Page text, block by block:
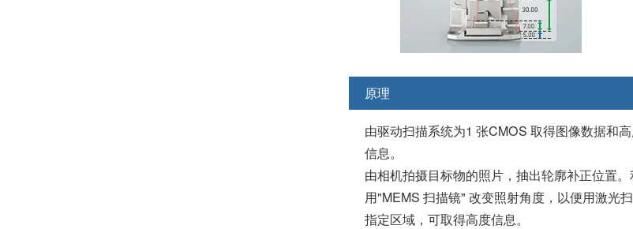
原理
由驱动扫描系统为1 张CMOS 取得图像数据和
信息。
由相机拍摄目标物的照片，抽出轮廓补正位置。
用"MEMS 扫描镜" 改变照射角度，以便用激光
指定区域，可取得高度信息。